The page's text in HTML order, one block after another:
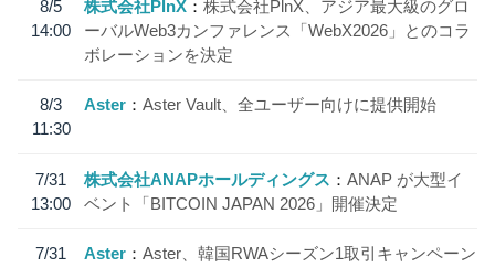
8/5
14:00
株式会社PlnX
株式会社PlnX、アジア最大級のグロ
ーバルWeb3カンファレンス「WebX2026」とのコラ
ボレーションを決定
8/3
11:30
Aster Aster Vault、全ユーザー向けに提供開始
7/31
13:00
株式会社ANAPホールディングス
ANAP が大型イ
ベント「BITCOIN JAPAN 2026」開催決定
7/31
Aster
Aster、韓国RWAシーズン1取引キャンペーン